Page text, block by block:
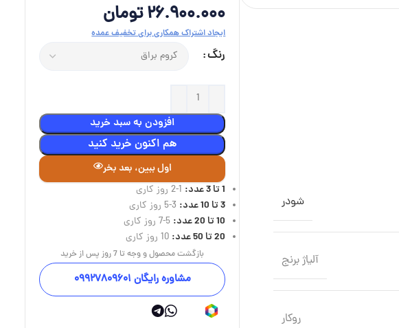
شودر
آلیاژ برنج
روکار
26.900.000تومان
ایجاد اشتراک همکاری برای تخفیف عمده
رنگ
افزودن به سبد خرید
هم اکنون خرید کنید
اول ببین، بعد بخر
1 تا 3 عدد:
3 تا 10 عدد: 3-5 روز کاری
10 تا 20 عدد:
20 تا 50 عدد:
بازگشت محصول و وجه تا 7 روز پس از خرید
مشاوره رایگان 09927809601